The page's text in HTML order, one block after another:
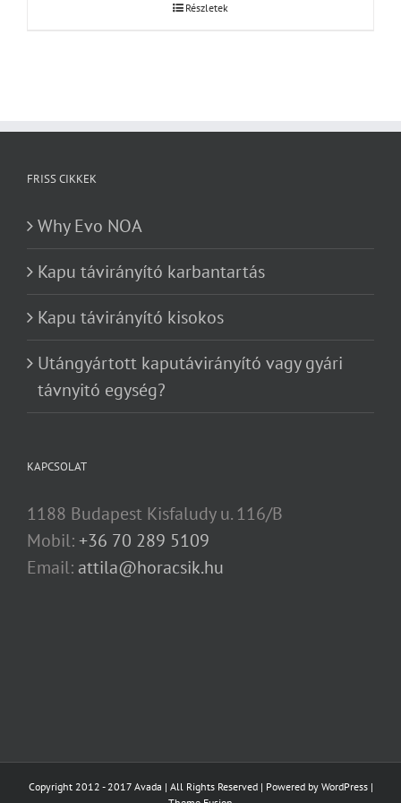
Részletek
FRISS CIKKEK
Why Evo NOA
Kapu távirányító karbantartás
Kapu távirányító kisokos
Utángyártott kaputávirányító vagy gyári
távnyitó egység?
KAPCSOLAT
1188 Budapest Kisfaludy u. 116/B
Mobil:+36 70 289 5109
Email: attila@horacsik.hu
Copyright 2012 - 2017 Avada | All Rights Reserved | Powered by WordPress|